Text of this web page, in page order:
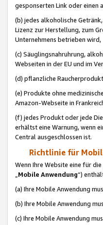
gesponserten Link oder einen
(b) jedes alkoholische
Lizenz zur Herstellung, zum
Unternehmens betrieben wird,
(c) Säuglingsnahruhrung,
Webseiten in der EU und im
(d) pflanzliche
(e) Produkte ohne
Amazon-Webseite in
(f) jedes Produkt oder jede
erhältst eine Warnung, wenn
Central ausgeschlossen ist.
Richtlinie für
Wenn Ihre Website eine für
„Mobile Anwendung“)
(a) Ihre Mobile Anwendung
(b) Ihre Mobile Anwendung
(c) Ihre Mobile Anwendung